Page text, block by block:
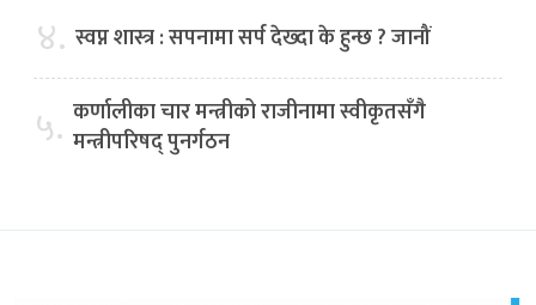
४. स्वप्न शास्त्र : सपनामा सर्प देख्दा के हुन्छ ? जानौं
५. कर्णालीका चार मन्त्रीको राजीनामा स्वीकृतसँगै
मन्त्रीपरिषद् पुनर्गठन